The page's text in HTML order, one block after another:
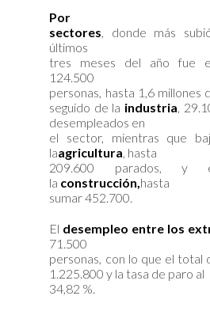
Por
sectores, donde más
últimos
tres meses del año fue
124.500
personas, hasta 1,6 millones
seguido de la industria,
desempleados en
el sector, mientras que
laagricultura, hasta
209.600 parados, y
la construcción,hasta
sumar 452.700.
El desempleo entre los
71.500
personas, con lo que el total
1.225.800 y la tasa de paro al
34,82 %.